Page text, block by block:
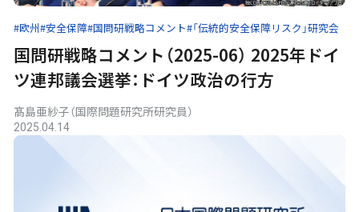
#欧州#安全保障#国問研戦略コメント#「伝統的安全保障リスク」研究会
国問研戦略コメント（2025-06） 2025年ドイ
ツ連邦議会選挙：ドイツ政治の行方
髙島亜紗子（国際問題研究所研究員）
2025.04.14